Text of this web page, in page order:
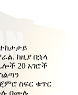
ከዚያ በኋላ
20 አገሮች
ስፍር ቁጥር
በሙሉ